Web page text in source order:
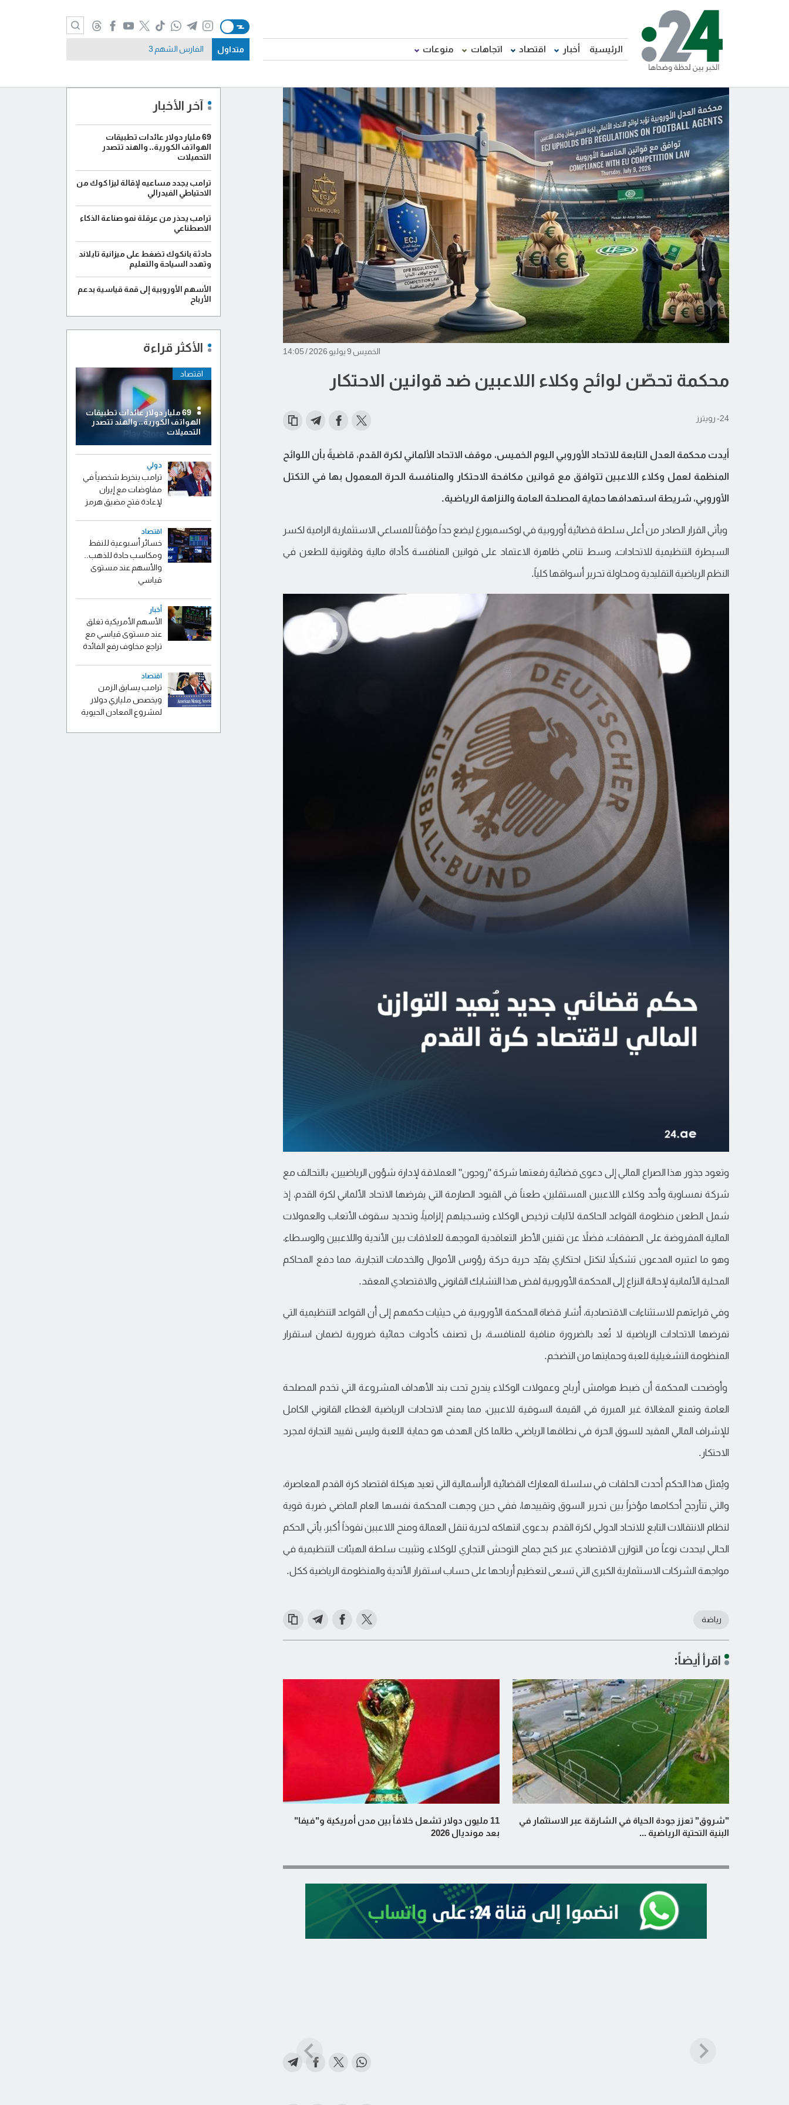
الرئيسية أخبار اقتصاد اتجاهات منوعات متداول الفارس الشهم 3
الخميس 9 يوليو 2026 / 14:05
محكمة تحصّن لوائح وكلاء اللاعبين ضد قوانين الاحتكار
24- رويترز
أيدت محكمة العدل التابعة للاتحاد الأوروبي اليوم الخميس، موقف الاتحاد الألماني لكرة القدم، قاضيةً بأن اللوائح
المنظمة لعمل وكلاء اللاعبين تتوافق مع قوانين مكافحة الاحتكار والمنافسة الحرة المعمول بها في التكتل
الأوروبي، شريطة استهدافها حماية المصلحة العامة والنزاهة الرياضية.
ويأتي القرار الصادر من أعلى سلطة قضائية أوروبية في لوكسمبورغ ليضع حداً مؤقتاً للمساعي الاستثمارية الرامية لكسر
السيطرة التنظيمية للاتحادات، وسط تنامي ظاهرة الاعتماد على قوانين المنافسة كأداة مالية وقانونية للطعن في
النظم الرياضية التقليدية ومحاولة تحرير أسواقها كلياً.
وتعود جذور هذا الصراع المالي إلى دعوى قضائية رفعتها شركة "روجون" العملاقة لإدارة شؤون الرياضيين، بالتحالف مع
شركة نمساوية وأحد وكلاء اللاعبين المستقلين، طعناً في القيود الصارمة التي يفرضها الاتحاد الألماني لكرة القدم، إذ
شمل الطعن منظومة القواعد الحاكمة لآليات ترخيص الوكلاء وتسجيلهم إلزامياً، وتحديد سقوف الأتعاب والعمولات
المالية المفروضة على الصفقات، فضلاً عن تقنين الأطر التعاقدية الموجهة للعلاقات بين الأندية واللاعبين والوسطاء،
وهو ما اعتبره المدعون تشكيلاً لتكتل احتكاري يقيّد حرية حركة رؤوس الأموال والخدمات التجارية، مما دفع المحاكم
المحلية الألمانية لإحالة النزاع إلى المحكمة الأوروبية لفض هذا التشابك القانوني والاقتصادي المعقد.
وفي قراءتهم للاستثناءات الاقتصادية، أشار قضاة المحكمة الأوروبية في حيثيات حكمهم إلى أن القواعد التنظيمية التي
تفرضها الاتحادات الرياضية لا تُعد بالضرورة منافية للمنافسة، بل تصنف كأدوات حمائية ضرورية لضمان استقرار
المنظومة التشغيلية للعبة وحمايتها من التضخم.
وأوضحت المحكمة أن ضبط هوامش أرباح وعمولات الوكلاء يندرج تحت بند الأهداف المشروعة التي تخدم المصلحة
العامة وتمنع المغالاة غير المبررة في القيمة السوقية للاعبين، مما يمنح الاتحادات الرياضية الغطاء القانوني الكامل
للإشراف المالي المقيد للسوق الحرة في نطاقها الرياضي، طالما كان الهدف هو حماية اللعبة وليس تقييد التجارة لمجرد
الاحتكار.
ويُمثل هذا الحكم أحدث الحلقات في سلسلة المعارك القضائية الرأسمالية التي تعيد هيكلة اقتصاد كرة القدم المعاصرة،
والتي تتأرجح أحكامها مؤخراً بين تحرير السوق وتقييدها، ففي حين وجهت المحكمة نفسها العام الماضي ضربة قوية
لنظام الانتقالات التابع للاتحاد الدولي لكرة القدم بدعوى انتهاكه لحرية تنقل العمالة ومنح اللاعبين نفوذاً أكبر، يأتي الحكم
الحالي ليحدث نوعاً من التوازن الاقتصادي عبر كبح جماح التوحش التجاري للوكلاء، وتثبيت سلطة الهيئات التنظيمية في
مواجهة الشركات الاستثمارية الكبرى التي تسعى لتعظيم أرباحها على حساب استقرار الأندية والمنظومة الرياضية ككل.
رياضة
اقرأ أيضاً:
"شروق" تعزز جودة الحياة في الشارقة عبر الاستثمار في
البنية التحتية الرياضية ...
11 مليون دولار تشعل خلافاً بين مدن أمريكية و"فيفا"
بعد مونديال 2026
آخر الأخبار
69 مليار دولار عائدات تطبيقات
الهواتف الكورية.. والهند تتصدر
التحميلات
ترامب يجدد مساعيه لإقالة ليزا كوك من
الاحتياطي الفيدرالي
ترامب يحذر من عرقلة نمو صناعة الذكاء
الاصطناعي
حادثة بانكوك تضغط على ميزانية تايلاند
وتهدد السياحة والتعليم
الأسهم الأوروبية إلى قمة قياسية بدعم
الأرباح
الأكثر قراءة
اقتصاد
69 مليار دولار عائدات تطبيقات
الهواتف الكورية.. والهند تتصدر
التحميلات
دولي
ترامب ينخرط شخصياً في
مفاوضات مع إيران
لإعادة فتح مضيق هرمز
اقتصاد
خسائر أسبوعية للنفط
ومكاسب حادة للذهب..
والأسهم عند مستوى
قياسي
أخبار
الأسهم الأمريكية تغلق
عند مستوى قياسي مع
تراجع مخاوف رفع الفائدة
اقتصاد
ترامب يسابق الزمن
ويخصص ملياري دولار
لمشروع المعادن الحيوية